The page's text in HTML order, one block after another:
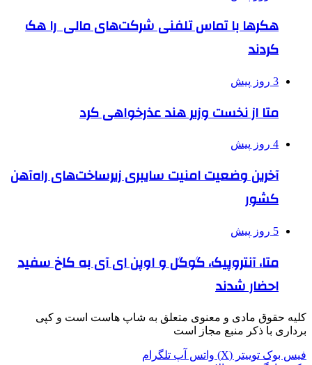
هکرها با تماس تلفنی شرکت‌های مالی را هک
کردند
3 روز پیش
متا از نخست وزیر هند عذرخواهی کرد
4 روز پیش
آخرین وضعیت امنیت سایبری زیرساخت‌های راه‌آهن
کشور
5 روز پیش
متا، آنتروپیک، گوگل و اوپن ای آی به کاخ سفید
احضار شدند
کلیه حقوق مادی و معنوی متعلق به شاپ هاست است و کپی
برداری با ذکر منبع مجاز است
فیس بوک توییتر (X) واتس آپ تلگرام